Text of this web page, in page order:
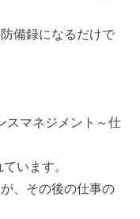
備録になるだけで
スマネジメント～仕
います。
、その後の仕事の